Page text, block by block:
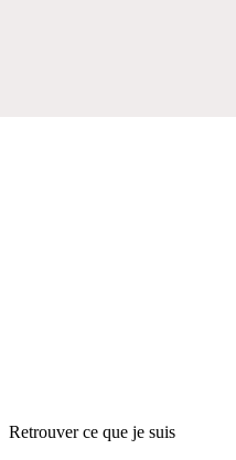
Retrouver ce que je suis